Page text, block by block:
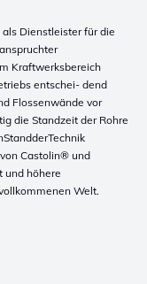
Dienstleister für die
Kraftwerksbereich
entschei- dend
Flossenwände vor
die Standzeit der Rohre
Castolin® und
und höhere
Welt.